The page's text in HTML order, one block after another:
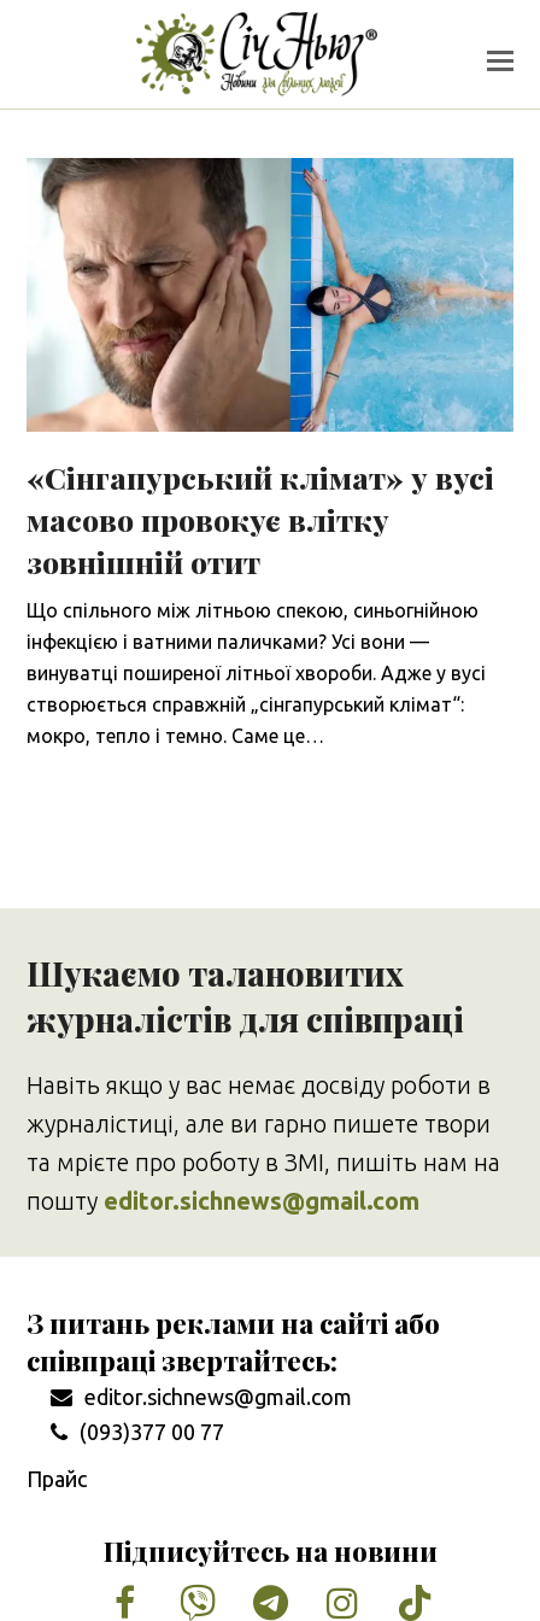
«Сінгапурський клімат» у вусі
масово провокує влітку
зовнішній отит
Що спільного між літньою спекою, синьогнійною
інфекцією і ватними паличками? Усі вони —
винуватці поширеної літньої хвороби. Адже у вусі
створюється справжній „сінгапурський клімат“:
мокро, тепло і темно. Саме це…
Шукаємо талановитих
журналістів для співпраці
Навіть якщо у вас немає досвіду роботи в
журналістиці, але ви гарно пишете твори
та мрієте про роботу в ЗМІ, пишіть нам на
пошту editor.sichnews@gmail.com
З питань реклами на сайті або
співпраці звертайтесь:
editor.sichnews@gmail.com
(093)377 00 77
Прайс
Підписуйтесь на новини
Facebook
VimeoTumblrInstagram
Tiktok